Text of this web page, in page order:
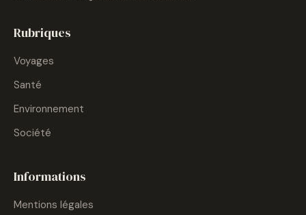
Rubriques
Voyages
Santé
Environnement
Société
Informations
Mentions légales